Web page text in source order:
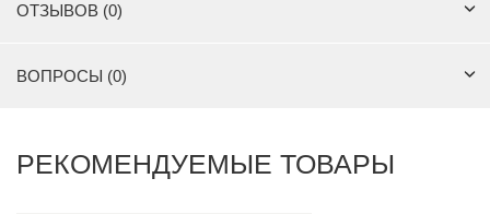
ОТЗЫВОВ (0)
ВОПРОСЫ (0)
РЕКОМЕНДУЕМЫЕ ТОВАРЫ